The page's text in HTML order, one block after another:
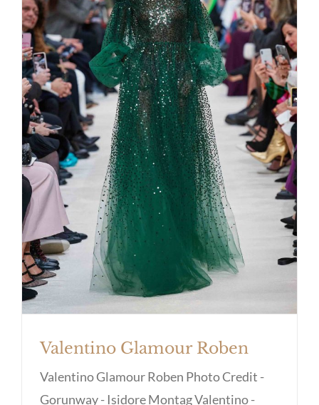
Valentino Glamour Roben
Valentino Glamour Roben
Valentino Glamour Roben Photo Credit -
Gorunway - Isidore Montag Valentino -